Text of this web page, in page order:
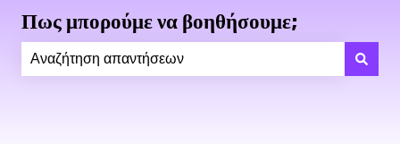
Πως μπορούμε να βοηθήσουμε;